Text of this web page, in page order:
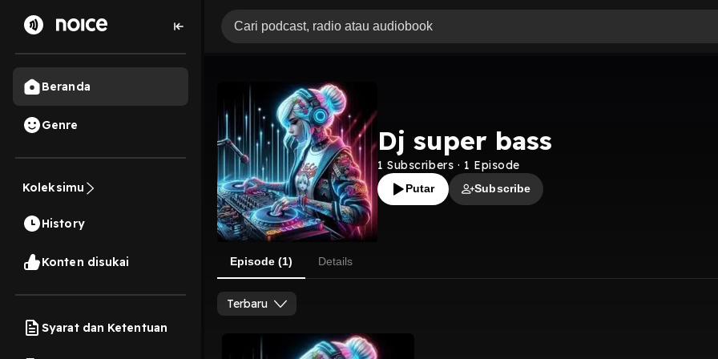
Beranda
Genre
Koleksimu
History
Konten disukai
Syarat dan Ketentuan
Dj super bass
1 Subscribers · 1 Episode
Putar Subscribe
Episode (1) Details
Terbaru